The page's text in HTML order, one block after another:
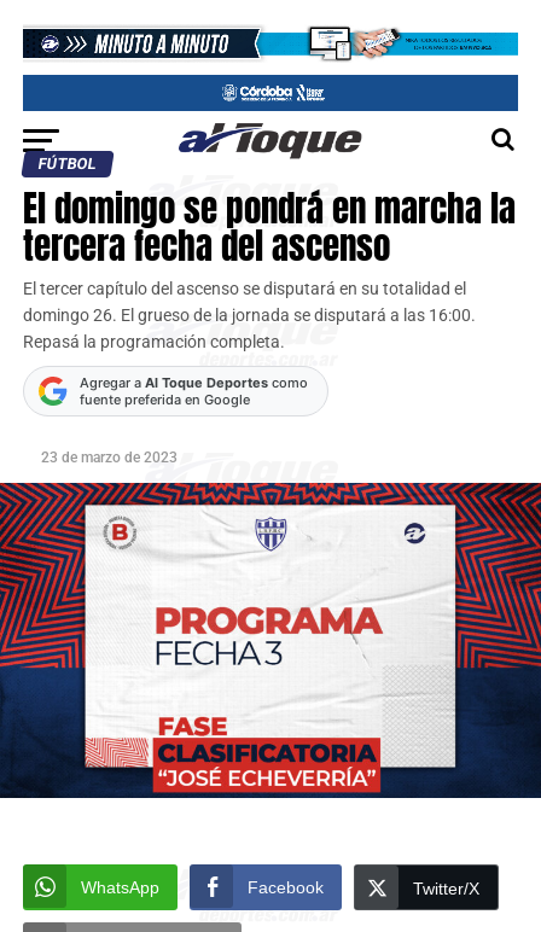
FÚTBOL
El domingo se pondrá en marcha la
tercera fecha del ascenso
El tercer capítulo del ascenso se disputará en su totalidad el
domingo 26. El grueso de la jornada se disputará a las 16:00.
Repasá la programación completa.
Agregar a Al Toque Deportescomo
fuente preferida en Google
23 de marzo de 2023
WhatsApp Facebook Twitter/X